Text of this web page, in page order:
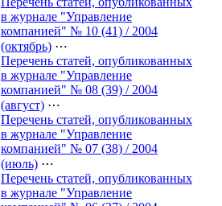
в журнале "Управление
компанией" № 10 (41) / 2004
(октябрь) ⋯
Перечень статей, опубликованных
в журнале "Управление
компанией" № 08 (39) / 2004
(август) ⋯
Перечень статей, опубликованных
в журнале "Управление
компанией" № 07 (38) / 2004
(июль) ⋯
Перечень статей, опубликованных
в журнале "Управление